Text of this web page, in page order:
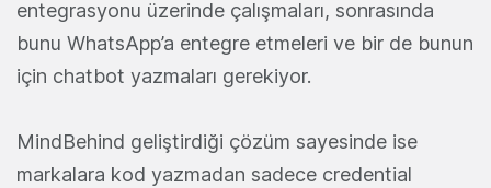
entegrasyonu üzerinde çalışmaları, sonrasında
bunu WhatsApp’a entegre etmeleri ve bir de bunun
için chatbot yazmaları gerekiyor.
MindBehind geliştirdiği çözüm sayesinde ise
markalara kod yazmadan sadece credential